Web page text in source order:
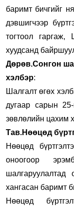
баримт бичгийг
дэвшигчээр
тогтоол
хуудсанд
Дөрөв.Сонгон
хэлбэр:
Шалгалт өгөх
дугаар сарын
зөвлөлийн цахим
Тав.Нөөцөд
Нөөцөд
оноогоор
хангасан баримт
Нөөцөд